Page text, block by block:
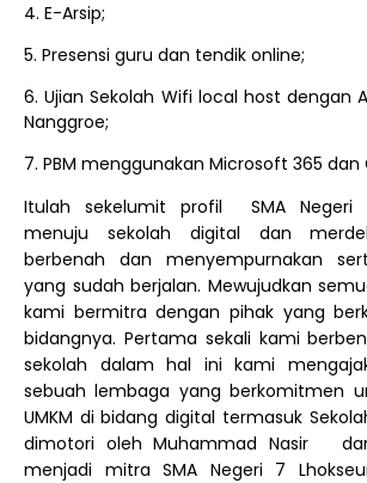
4. E-Arsip;
5. Presensi guru dan tendik online;
6. Ujian Sekolah Wifi local host dengan
Nanggroe;
7. PBM menggunakan Microsoft 365 dan
Itulah sekelumit profil
SMA Negeri
menuju sekolah digital dan
berbenah dan menyempurnakan
yang sudah berjalan. Mewujudkan
kami bermitra dengan pihak yang
bidangnya. Pertama sekali kami
sekolah dalam hal ini kami
sebuah lembaga yang berkomitmen
UMKM di bidang digital termasuk
dimotori oleh Muhammad Nasir
menjadi mitra SMA Negeri 7